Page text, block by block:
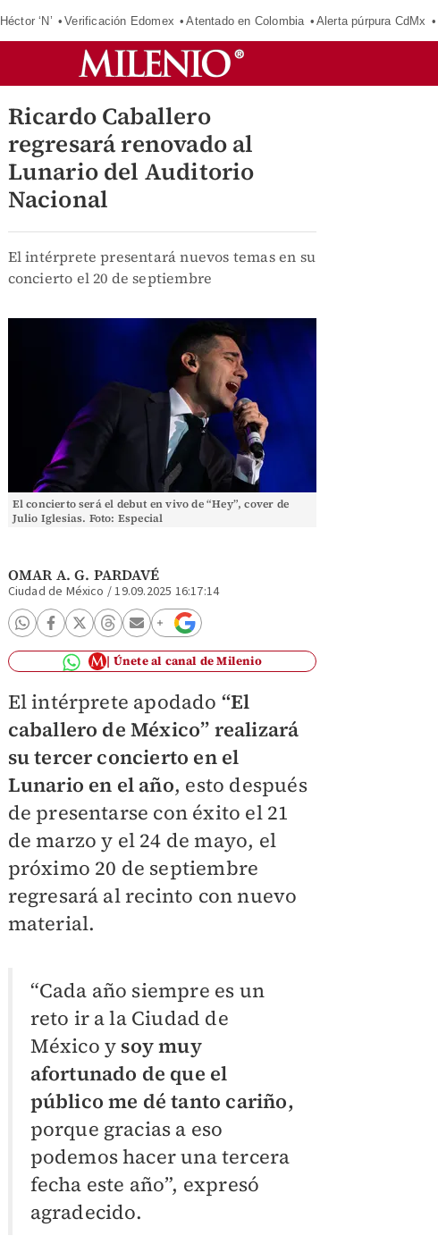
Héctor ‘N’ Verificación Edomex Atentado en Colombia Alerta púrpura CdMx
Ricardo Caballero
regresará renovado al
Lunario del Auditorio
Nacional
El intérprete presentará nuevos temas en su
concierto el 20 de septiembre
El concierto será el debut en vivo de “Hey”, cover de
Julio Iglesias. Foto: Especial
OMAR A. G. PARDAVÉ
Ciudad de México /19.09.2025 16:17:14
Únete al canal de Milenio
El intérprete apodado “El
caballero de México” realizará
su tercer concierto en el
Lunario en el año, esto después
de presentarse con éxito el 21
de marzo y el 24 de mayo, el
próximo 20 de septiembre
regresará al recinto con nuevo
material.
“Cada año siempre es un
reto ir a la Ciudad de
México y soy muy
afortunado de que el
público me dé tanto cariño,
porque gracias a eso
podemos hacer una tercera
fecha este año”, expresó
agradecido.